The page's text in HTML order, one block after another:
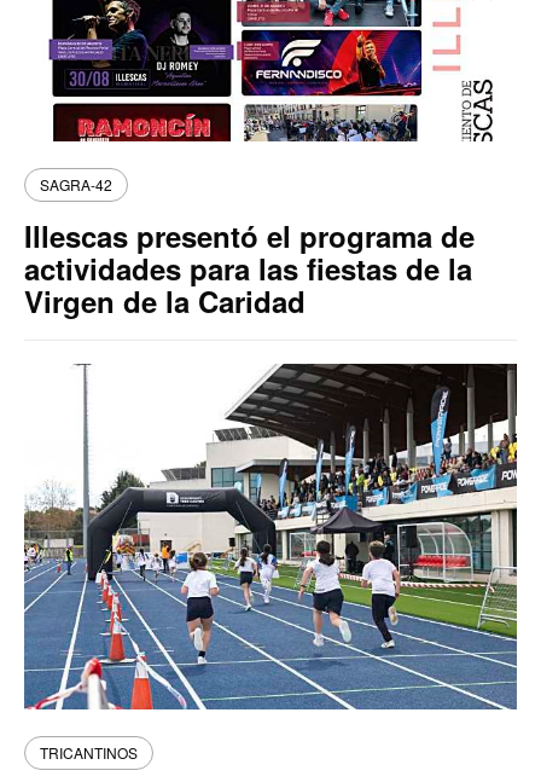
SAGRA-42
Illescas presentó el programa de
actividades para las fiestas de la
Virgen de la Caridad
TRICANTINOS